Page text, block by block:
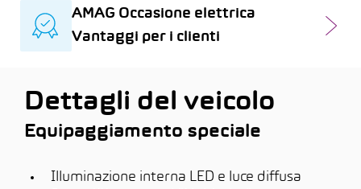
AMAG Occasione elettrica
Vantaggi per i clienti
Dettagli del veicolo
Equipaggiamento speciale
Illuminazione interna LED e luce diffusa